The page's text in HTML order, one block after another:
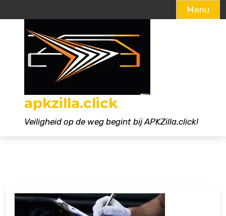
Menu
apkzilla.click
Veiligheid op de weg begint bij APKZilla.click!